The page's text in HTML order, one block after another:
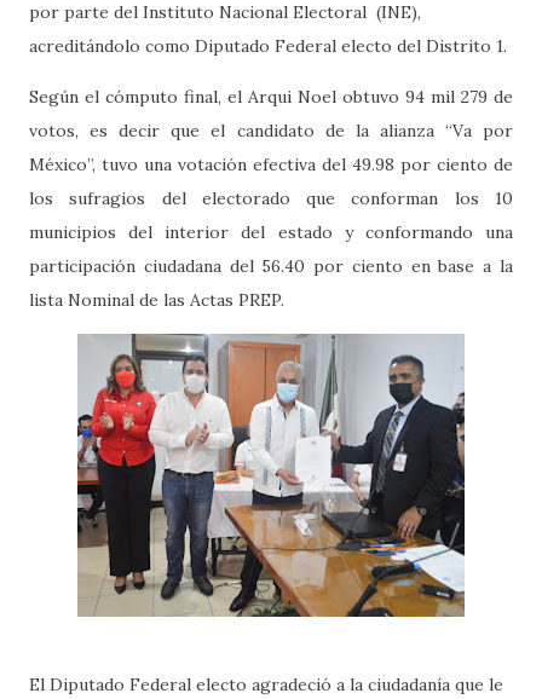
por parte del Instituto Nacional Electoral (INE),
acreditándolo como Diputado Federal electo del Distrito 1.
Según el cómputo final, el Arqui Noel obtuvo 94 mil 279 de
votos, es decir que el candidato de la alianza “Va por
México”, tuvo una votación efectiva del 49.98 por ciento de
los sufragios del electorado que conforman los 10
municipios del interior del estado y conformando una
participación ciudadana del 56.40 por ciento en base a la
lista Nominal de las Actas PREP.
El Diputado Federal electo agradeció a la ciudadanía que le